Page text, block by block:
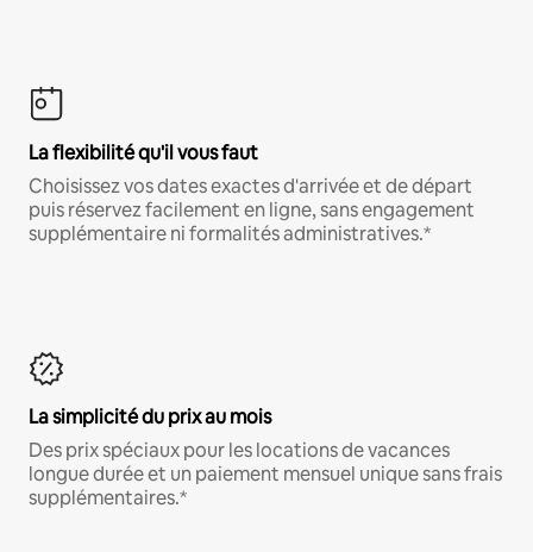
La flexibilité qu'il vous faut
Choisissez vos dates exactes d'arrivée et de départ
puis réservez facilement en ligne, sans engagement
supplémentaire ni formalités administratives.*
La simplicité du prix au mois
Des prix spéciaux pour les locations de vacances
longue durée et un paiement mensuel unique sans frais
supplémentaires.*